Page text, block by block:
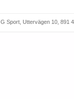
G Sport, Uttervägen 10, 891